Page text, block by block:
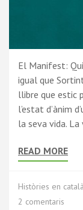
El Manifest:
igual que
llibre que estic
l’estat d’ànim
la seva vida.
READ MORE
Històries en català
2 comentaris